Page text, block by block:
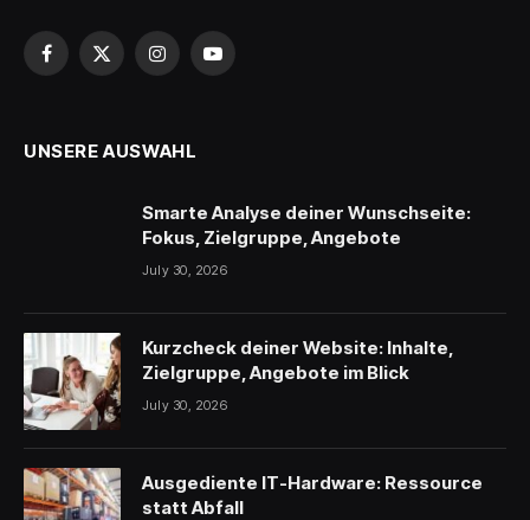
Facebook
X
InstagramYouTube
UNSERE AUSWAHL
Smarte Analyse deiner Wunschseite:
Fokus, Zielgruppe, Angebote
July 30, 2026
Kurzcheck deiner Website: Inhalte,
Zielgruppe, Angebote im Blick
July 30, 2026
Ausgediente IT-Hardware: Ressource
statt Abfall